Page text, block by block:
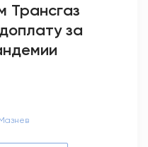
Трансгаз
за